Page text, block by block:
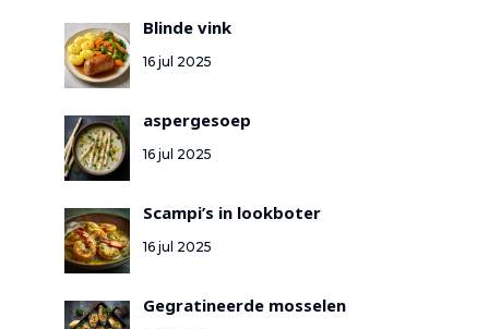
Blinde vink
16 jul 2025
aspergesoep
16 jul 2025
Scampi’s in lookboter
16 jul 2025
Gegratineerde mosselen